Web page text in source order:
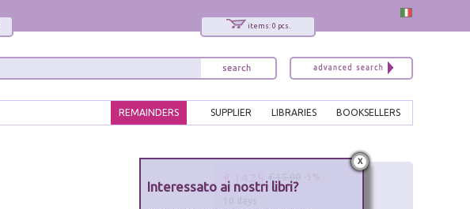
items: 0 pcs.
BOOKSELLERS
LIBRARIES
SUPPLIER
REMAINDERS
€ 14.25
x
Interessato ai nostri libri?